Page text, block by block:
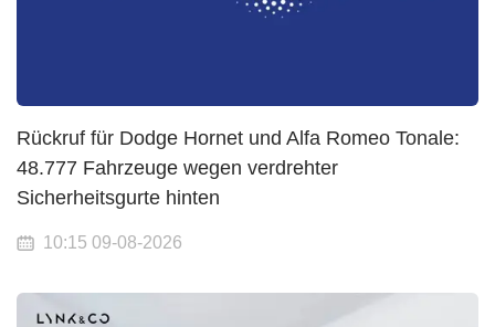
Rückruf für Dodge Hornet und Alfa Romeo Tonale:
48.777 Fahrzeuge wegen verdrehter
Sicherheitsgurte hinten
10:15 09-08-2026